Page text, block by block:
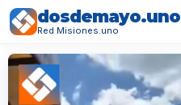
dosdemayo.uno
Red Misiones.uno